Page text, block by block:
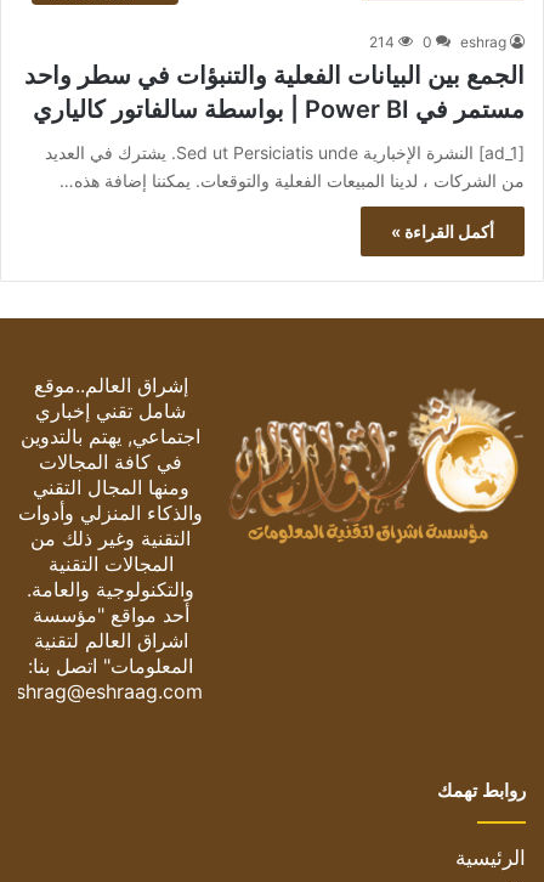
eshrag
0
214
الجمع بين البيانات الفعلية والتنبؤات في سطر واحد
مستمر في Power BI | بواسطة سالفاتور كالياري
[ad_1] النشرة الإخبارية Sed ut Persiciatis unde. يشترك في العديد
من الشركات ، لدينا المبيعات الفعلية والتوقعات. يمكننا إضافة هذه…
أكمل القراءة »
إشراق العالم..موقع
شامل تقني إخباري
اجتماعي, يهتم بالتدوين
في كافة المجالات
ومنها المجال التقني
والذكاء المنزلي وأدوات
التقنية وغير ذلك من
المجالات التقنية
والتكنولوجية والعامة.
أحد مواقع "مؤسسة
اشراق العالم لتقنية
المعلومات" اتصل بنا:
eshrag@eshraag.com
روابط تهمك
الرئيسية